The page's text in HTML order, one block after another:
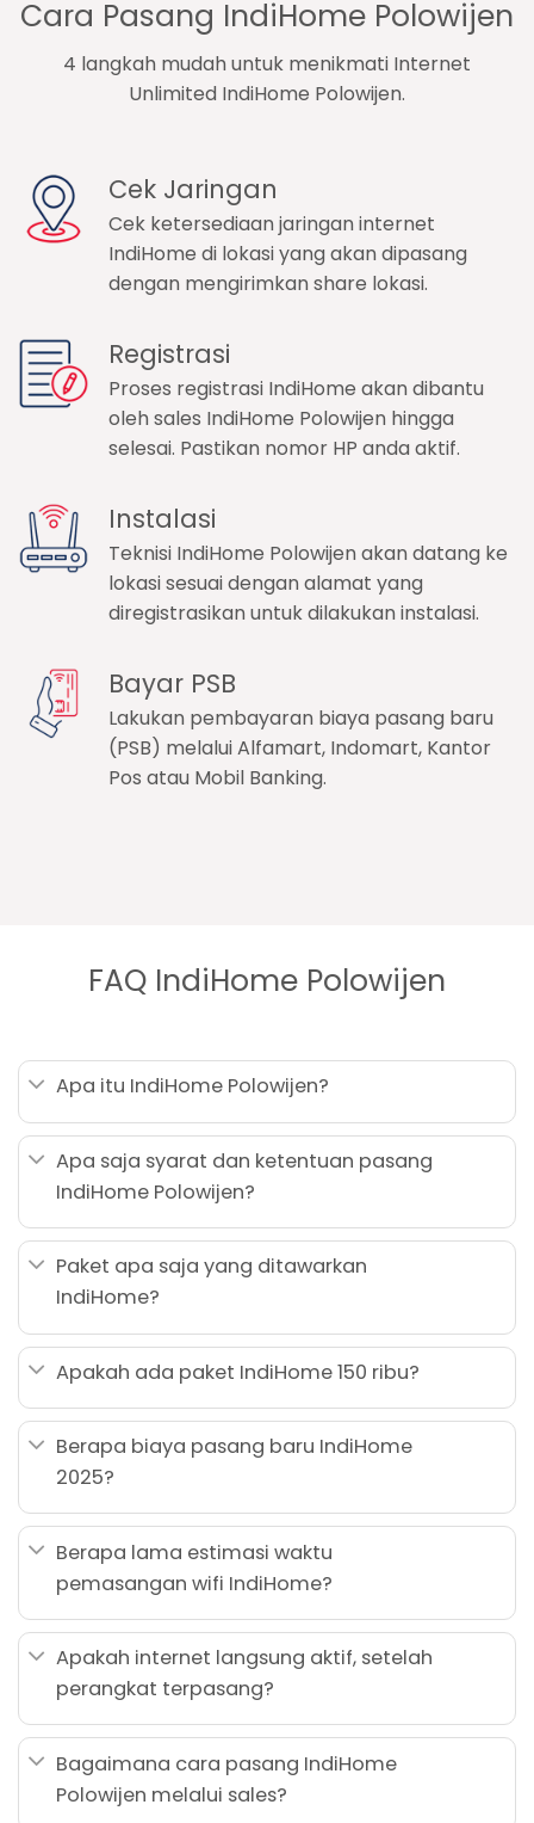
Cara Pasang IndiHome Polowijen
4 langkah mudah untuk menikmati Internet
Unlimited IndiHome Polowijen.
Cek Jaringan
Cek ketersediaan jaringan internet
IndiHome di lokasi yang akan dipasang
dengan mengirimkan share lokasi.
Registrasi
Proses registrasi IndiHome akan dibantu
oleh sales IndiHome Polowijen hingga
selesai. Pastikan nomor HP anda aktif.
Instalasi
Teknisi IndiHome Polowijen akan datang ke
lokasi sesuai dengan alamat yang
diregistrasikan untuk dilakukan instalasi.
Bayar PSB
Lakukan pembayaran biaya pasang baru
(PSB) melalui Alfamart, Indomart, Kantor
Pos atau Mobil Banking.
FAQ IndiHome Polowijen
Apa itu IndiHome Polowijen?
Apa saja syarat dan ketentuan pasang
IndiHome Polowijen?
Paket apa saja yang ditawarkan
IndiHome?
Apakah ada paket IndiHome 150 ribu?
Berapa biaya pasang baru IndiHome
2025?
Berapa lama estimasi waktu
pemasangan wifi IndiHome?
Apakah internet langsung aktif, setelah
perangkat terpasang?
Bagaimana cara pasang IndiHome
Polowijen melalui sales?